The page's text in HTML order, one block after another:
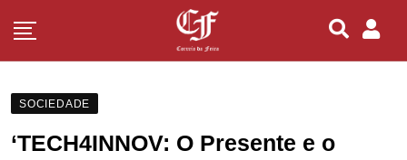
SOCIEDADE
‘TECH4INNOV: O Presente e o